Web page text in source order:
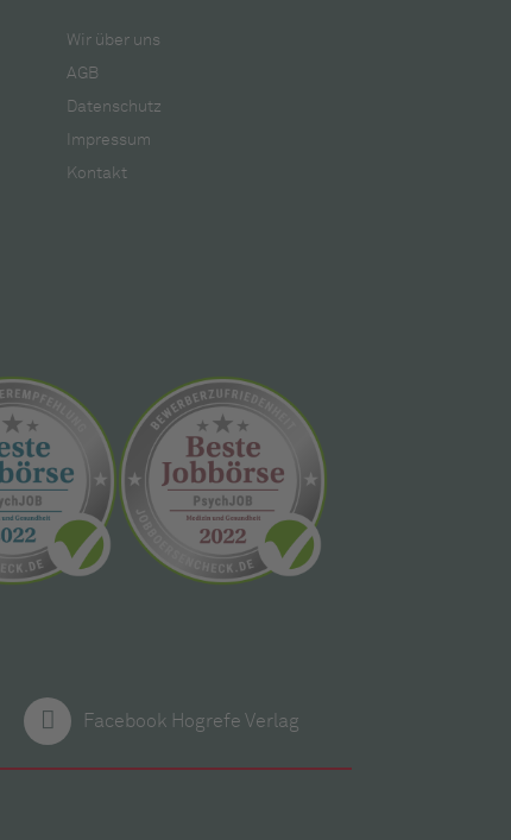
Wir über uns
AGB
Datenschutz
Impressum
Kontakt
Facebook Hogrefe Verlag